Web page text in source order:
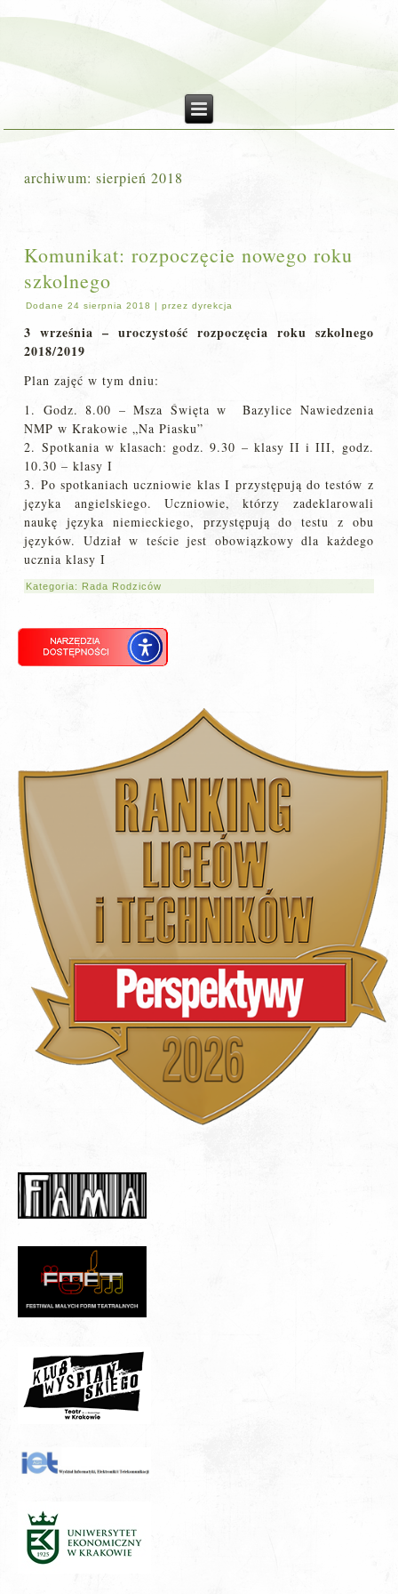
archiwum:sierpień 2018
Komunikat: rozpoczęcie nowego roku
szkolnego
Dodane 24 sierpnia 2018 |przez dyrekcja
3 września – uroczystość rozpoczęcia roku szkolnego
2018/2019
Plan zajęć w tym dniu:
1. Godz. 8.00 – Msza Święta w Bazylice Nawiedzenia
NMP w Krakowie „Na Piasku”
2. Spotkania w klasach: godz. 9.30 – klasy II i III, godz.
10.30 – klasy I
3. Po spotkaniach uczniowie klas I przystępują do testów z
języka angielskiego. Uczniowie, którzy zadeklarowali
naukę języka niemieckiego, przystępują do testu z obu
języków. Udział w teście jest obowiązkowy dla każdego
ucznia klasy I
Kategoria: Rada Rodziców